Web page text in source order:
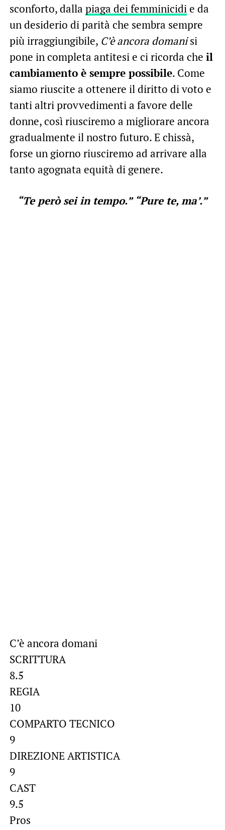
sconforto, dalla piaga dei femminicidi e da
un desiderio di parità che sembra sempre
più irraggiungibile, C’è ancora domanisi
pone in completa antitesi e ci ricorda che il
cambiamento è sempre possibile. Come
siamo riuscite a ottenere il diritto di voto e
tanti altri provvedimenti a favore delle
donne, così riusciremo a migliorare ancora
gradualmente il nostro futuro. E chissà,
forse un giorno riusciremo ad arrivare alla
tanto agognata equità di genere.
“Te però sei in tempo.” “Pure te, ma’.”
C’è ancora domani
SCRITTURA
8.5
REGIA
10
COMPARTO TECNICO
9
DIREZIONE ARTISTICA
9
CAST
9.5
Pros